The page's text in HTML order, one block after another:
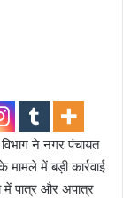
ने नगर पंचायत
में बड़ी कार्रवाई
में पात्र और अपात्र